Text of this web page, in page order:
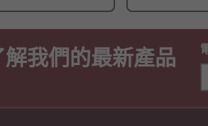
我們的最新產品